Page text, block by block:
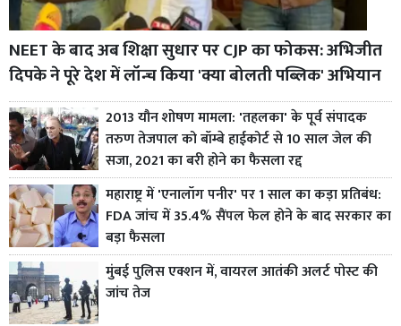
NEET के बाद अब शिक्षा सुधार पर CJP का फोकस: अभिजीत
दिपके ने पूरे देश में लॉन्च किया 'क्या बोलती पब्लिक' अभियान
2013 यौन शोषण मामला: 'तहलका' के पूर्व संपादक
तरुण तेजपाल को बॉम्बे हाईकोर्ट से 10 साल जेल की
सजा, 2021 का बरी होने का फैसला रद्द
महाराष्ट्र में 'एनालॉग पनीर' पर 1 साल का कड़ा प्रतिबंध:
FDA जांच में 35.4% सैंपल फेल होने के बाद सरकार का
बड़ा फैसला
मुंबई पुलिस एक्शन में, वायरल आतंकी अलर्ट पोस्ट की
जांच तेज